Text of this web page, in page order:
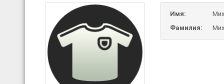
Имя:
Фамилия: